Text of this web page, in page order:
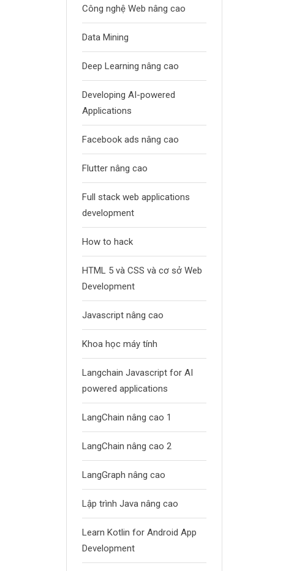
Công nghệ Web nâng cao
Data Mining
Deep Learning nâng cao
Developing AI-powered
Applications
Facebook ads nâng cao
Flutter nâng cao
Full stack web applications
development
How to hack
HTML 5 và CSS và cơ sở Web
Development
Javascript nâng cao
Khoa học máy tính
Langchain Javascript for AI
powered applications
LangChain nâng cao 1
LangChain nâng cao 2
LangGraph nâng cao
Lập trình Java nâng cao
Learn Kotlin for Android App
Development